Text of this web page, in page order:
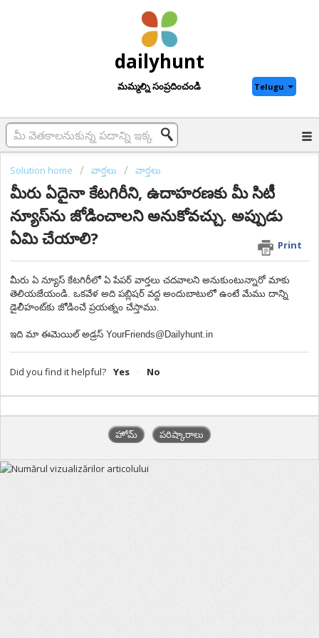
dailyhunt
మమ్మల్ని సంప్రదించండి Telugu
Solution home వార్తలు వార్తలు
మీరు ఏదైనా కేటగిరీని, ఉదాహరణకు మీ సిటీ
న్యూస్‌ను జోడించాలని అనుకోవచ్చు. అప్పుడు
ఏమి చేయాలి?
Print
మీరు ఏ న్యూస్ కేటగిరీలో ఏ పేపర్ వార్తలు చదవాలని అనుకుంటున్నారో మాకు
తెలియజేయండి. ఒకవేళ అది పబ్లిషర్ వద్ద అందుబాటులో ఉంటే మేము దాన్ని
డైలీహంట్‌కు జోడించే ప్రయత్నం చేస్తాము.
ఇది మా ఈమెయిల్ అడ్రస్ YourFriends@Dailyhunt.in
Did you find it helpful? Yes No
హోమ్ పరిష్కారాలు